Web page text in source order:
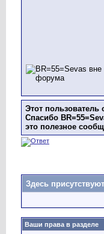
Этот пользователь
Спасибо
это полезное
Здесь
Ваши права в разделе